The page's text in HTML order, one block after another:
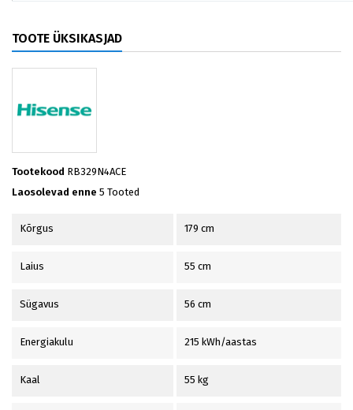
TOOTE ÜKSIKASJAD
Tootekood RB329N4ACE
Laosolevad enne 5 Tooted
Kõrgus 179 cm
Laius 55 cm
Sügavus 56 cm
Energiakulu 215 kWh/aastas
Kaal 55 kg